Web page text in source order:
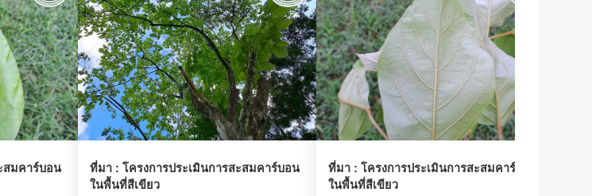
สมคาร์บอน
ที่มา : โครงการประเมินการสะสมคาร์บอน
ในพื้นที่สีเขียว
ที่มา : โครงการประเมินการสะสมคาร์บอน
ในพื้นที่สีเขียว